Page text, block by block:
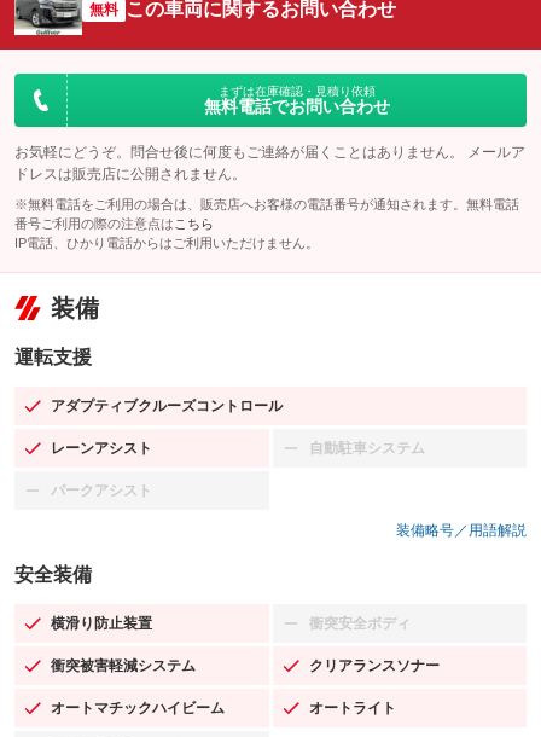
無料 この車両に関するお問い合わせ
まずは在庫確認・見積り依頼
無料電話でお問い合わせ
お気軽にどうぞ。問合せ後に何度もご連絡が届くことはありません。 メールア
ドレスは販売店に公開されません。
※無料電話をご利用の場合は、販売店へお客様の電話番号が通知されます。無料電話
番号ご利用の際の注意点は こちら
IP電話、ひかり電話からはご利用いただけません。
装備
運転支援
アダプティブクルーズコントロール
：装備あり
レーンアシスト
：装備あり 自動駐車システム
：装備なし
パークアシスト
：装備なし
装備略号／用語解説
安全装備
横滑り防止装置
：装備あり 衝突安全ボディ
：装備なし
衝突被害軽減システム
：装備あり クリアランスソナー
：装備あり
オートマチックハイビーム
：装備あり オートライト
：装備あり